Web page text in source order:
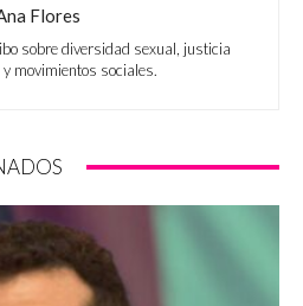
Flores
sobre diversidad sexual, justicia
movimientos sociales.